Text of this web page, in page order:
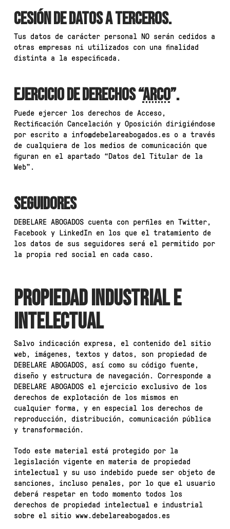
CESIÓN DE DATOS A TERCEROS.
Tus datos de carácter personal NO serán cedidos a
otras empresas ni utilizados con una finalidad
distinta a la especificada.
EJERCICIO DE DERECHOS “ARCO”.
Puede ejercer los derechos de Acceso,
Rectificación Cancelación y Oposición dirigiéndose
por escrito a info@debelareabogados.es o a través
de cualquiera de los medios de comunicación que
figuran en el apartado “Datos del Titular de la
Web”.
SEGUIDORES
DEBELARE ABOGADOS cuenta con perfiles en Twitter,
Facebook y LinkedIn en los que el tratamiento de
los datos de sus seguidores será el permitido por
la propia red social en cada caso.
PROPIEDAD INDUSTRIAL E
INTELECTUAL
Salvo indicación expresa, el contenido del sitio
web, imágenes, textos y datos, son propiedad de
DEBELARE ABOGADOS, así como su código fuente,
diseño y estructura de navegación. Corresponde a
DEBELARE ABOGADOS el ejercicio exclusivo de los
derechos de explotación de los mismos en
cualquier forma, y en especial los derechos de
reproducción, distribución, comunicación pública
y transformación.
Todo este material está protegido por la
legislación vigente en materia de propiedad
intelectual y su uso indebido puede ser objeto de
sanciones, incluso penales, por lo que el usuario
deberá respetar en todo momento todos los
derechos de propiedad intelectual e industrial
sobre el sitio www.debelareabogados.es